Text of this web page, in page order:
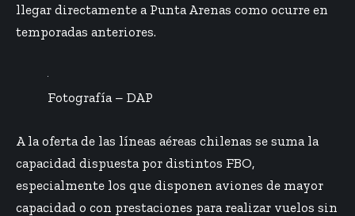
llegar directamente a Punta Arenas como ocurre en
temporadas anteriores.
Fotografía – DAP
A la oferta de las líneas aéreas chilenas se suma la
capacidad dispuesta por distintos FBO,
especialmente los que disponen aviones de mayor
capacidad o con prestaciones para realizar vuelos sin